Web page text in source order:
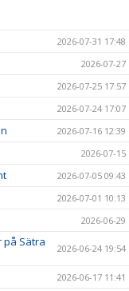
2026-07-31 17:48
2026-07-27
2026-07-25 17:57
2026-07-24 17:07
2026-07-16 12:39
2026-07-15
2026-07-05 09:43
2026-07-01 10:13
2026-06-29
på Sätra
2026-06-24 19:54
2026-06-17 11:41